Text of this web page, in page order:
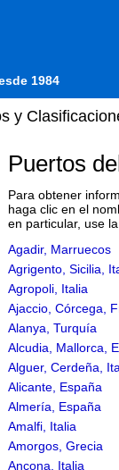
1984
y
Puertos
Para obtener
haga clic en el
en particular, use
Agadir, Marruecos
Agrigento, Sicilia,
Agropoli, Italia
Ajaccio, Córcega,
Alanya, Turquía
Alcudia, Mallorca,
Alguer, Cerdeña,
Alicante, España
Almería, España
Amalfi, Italia
Amorgos, Grecia
Ancona, Italia